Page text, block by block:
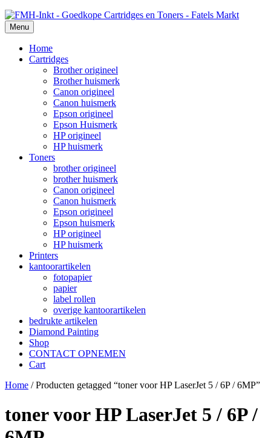
Menu
Home
Cartridges
Brother origineel
Brother huismerk
Canon origineel
Canon huismerk
Epson origineel
Epson Huismerk
HP origineel
HP huismerk
Toners
brother origineel
brother huismerk
Canon origineel
Canon huismerk
Epson origineel
Epson huismerk
HP origineel
HP huismerk
Printers
kantoorartikelen
fotopapier
papier
label rollen
overige kantoorartikelen
bedrukte artikelen
Diamond Painting
Shop
CONTACT OPNEMEN
Cart
Home / Producten getagged “toner voor HP LaserJet 5 / 6P / 6MP”
toner voor HP LaserJet 5 / 6P /